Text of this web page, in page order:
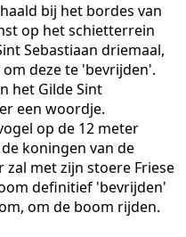
bij het bordes van
op het schietterrein
Sebastiaan driemaal,
deze te 'bevrijden'.
het Gilde Sint
een woordje.
op de 12 meter
koningen van de
met zijn stoere Friese
definitief 'bevrijden'
om de boom rijden.